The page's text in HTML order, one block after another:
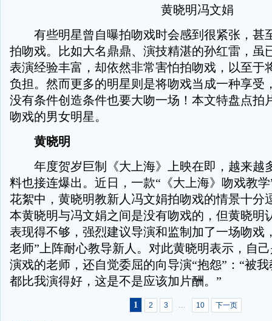
黄晓明冯文娟
有些明星曾自曝拍吻戏时会感到很紧张，甚
拍吻戏。比如大名鼎鼎、演技精湛的孙红雷，虽
表演经验丰富，却依然非常害怕拍吻戏，以至于
负担。然而更多的明星则是将吻戏当成一种享受
没有条件创造条件也要大吻一场！本文特盘点拍
吻戏的男女明星。
黄晓明
年度贺岁巨制《大上海》上映在即，越来越
料也接连爆出。近日，一款“《大上海》吻戏教
花絮中，黄晓明教新人冯文娟拍吻戏的情景十分
本黄晓明与冯文娟之间是没有吻戏的，但黄晓明
表现得不够，强烈建议导演和监制加了一场吻戏
老师”上阵耐心教导新人。对此黄晓明表示，自
演戏的老师，还自觉委屈的向导演“抱怨”：“被
都比我演得好，这是不是应该加片酬。”
1 2 3 ... 10 下一页